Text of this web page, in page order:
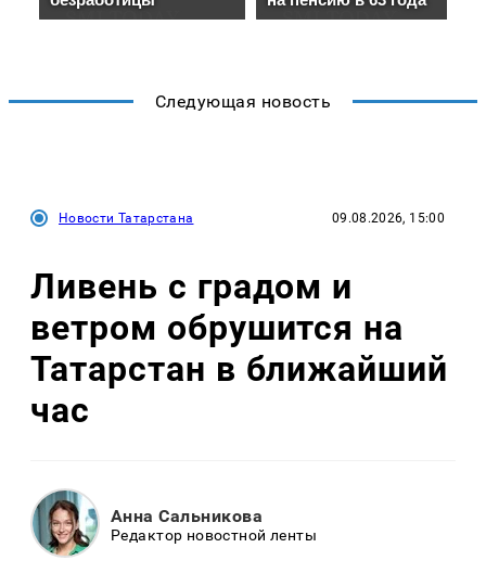
Следующая новость
Новости Татарстана 09.08.2026, 15:00
Ливень с градом и
ветром обрушится на
Татарстан в ближайший
час
Анна Сальникова
Редактор новостной ленты